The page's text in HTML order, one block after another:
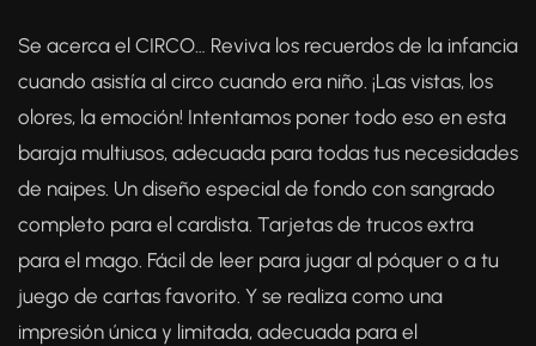
Se acerca el CIRCO… Reviva los recuerdos de la infancia
cuando asistía al circo cuando era niño. ¡Las vistas, los
olores, la emoción! Intentamos poner todo eso en esta
baraja multiusos, adecuada para todas tus necesidades
de naipes. Un diseño especial de fondo con sangrado
completo para el cardista. Tarjetas de trucos extra
para el mago. Fácil de leer para jugar al póquer o a tu
juego de cartas favorito. Y se realiza como una
impresión única y limitada, adecuada para el